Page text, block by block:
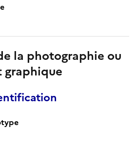
la photographie ou
graphique